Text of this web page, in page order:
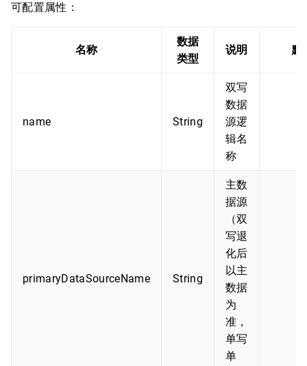
可配置属性：
名称
数据
类型
说明 默
name String
双写
数据
源逻
辑名
称
primaryDataSourceName String
主数
据源
（双
写退
化后
以主
数据
为
准，
单写
单